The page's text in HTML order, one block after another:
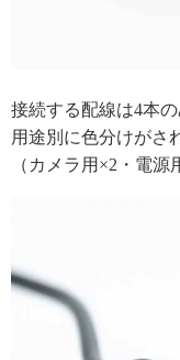
接続する配線は4本の
用途別に色分けがさ
（カメラ用×2・電源